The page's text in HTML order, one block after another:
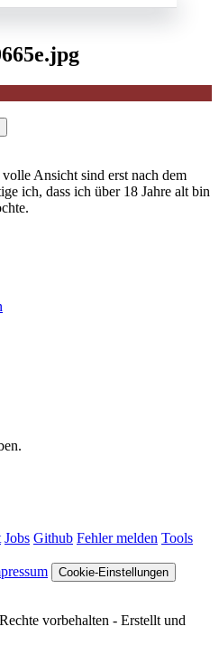
Ansicht sind erst nach dem
ich, dass ich über 18 Jahre alt bin
Jobs Github Fehler melden Tools
Cookie-Einstellungen
vorbehalten - Erstellt und